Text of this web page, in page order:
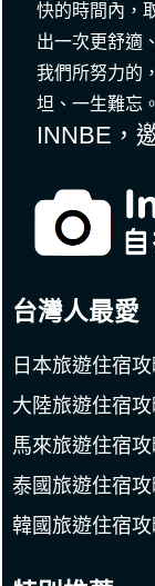
快的時間內，
出一次更舒適
我們所努力的
坦、一生難忘。
INNBE，
台灣人最愛
日本旅遊住宿
大陸旅遊住宿
馬來旅遊住宿
泰國旅遊住宿
韓國旅遊住宿